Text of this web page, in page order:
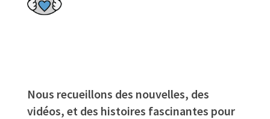
Nous recueillons des nouvelles, des
vidéos, et des histoires fascinantes pour